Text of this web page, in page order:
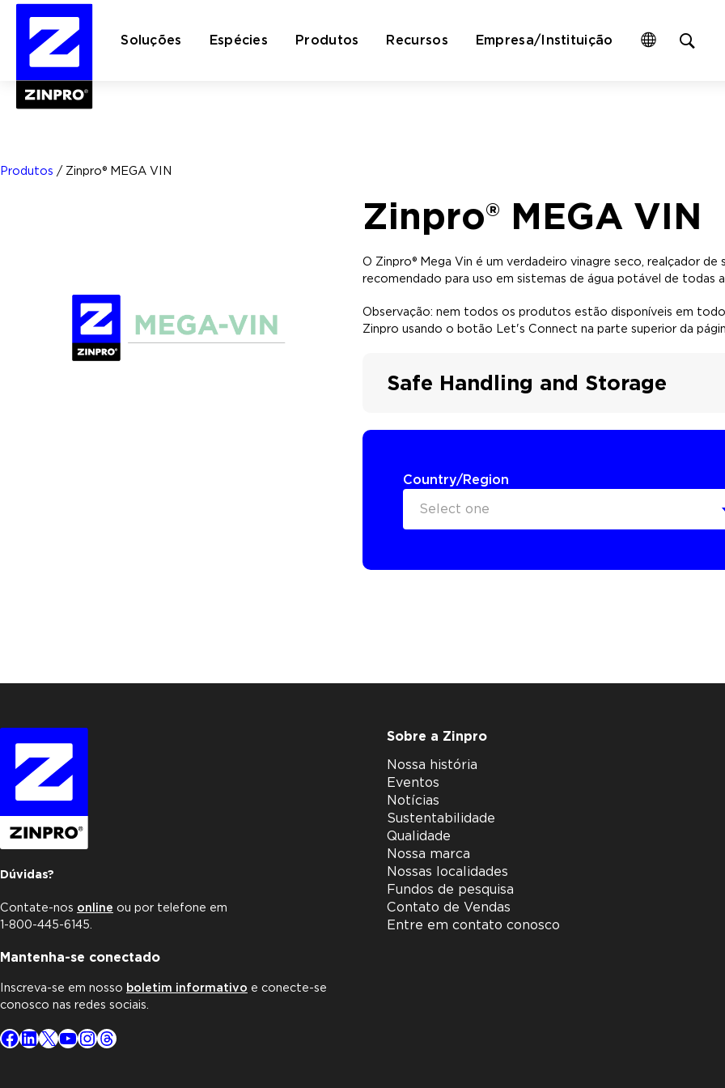
Soluções Espécies Produtos Recursos Empresa/Instituição
Produtos / Zinpro® MEGA VIN
Zinpro® MEGA VIN
O Zinpro® Mega Vin é um verdadeiro vinagre seco, realçador
recomendado para uso em sistemas de água potável de todas
Observação: nem todos os produtos estão disponíveis em
Zinpro usando o botão Let's Connect na parte superior da
Safe Handling and Storage
Country/Region
Select one
Dúvidas?
Contate-nos online ou por telefone em
1-800-445-6145.
Mantenha-se conectado
Inscreva-se em nosso boletim informativo e conecte-se
conosco nas redes sociais.
Facebook
LinkedIn
X YouTube
Instagram
Threads
Sobre a Zinpro
Nossa história
Eventos
Notícias
Sustentabilidade
Qualidade
Nossa marca
Nossas localidades
Fundos de pesquisa
Contato de Vendas
Entre em contato conosco